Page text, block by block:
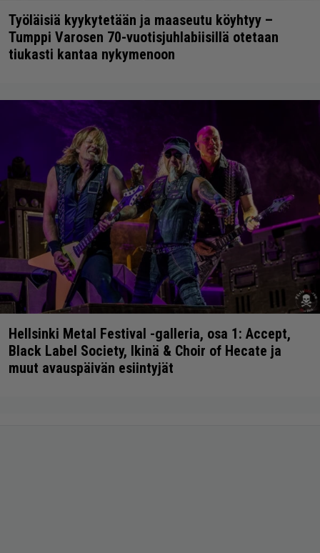
Työläisiä kyykytetään ja maaseutu köyhtyy –
Tumppi Varosen 70-vuotisjuhlabiisillä otetaan
tiukasti kantaa nykymenoon
Hellsinki Metal Festival -galleria, osa 1: Accept,
Black Label Society, Ikinä & Choir of Hecate ja
muut avauspäivän esiintyjät